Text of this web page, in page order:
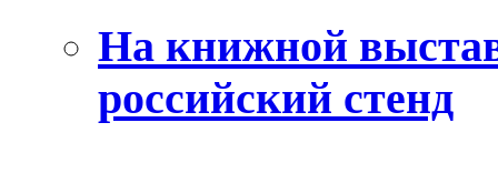
На книжной
российский стенд